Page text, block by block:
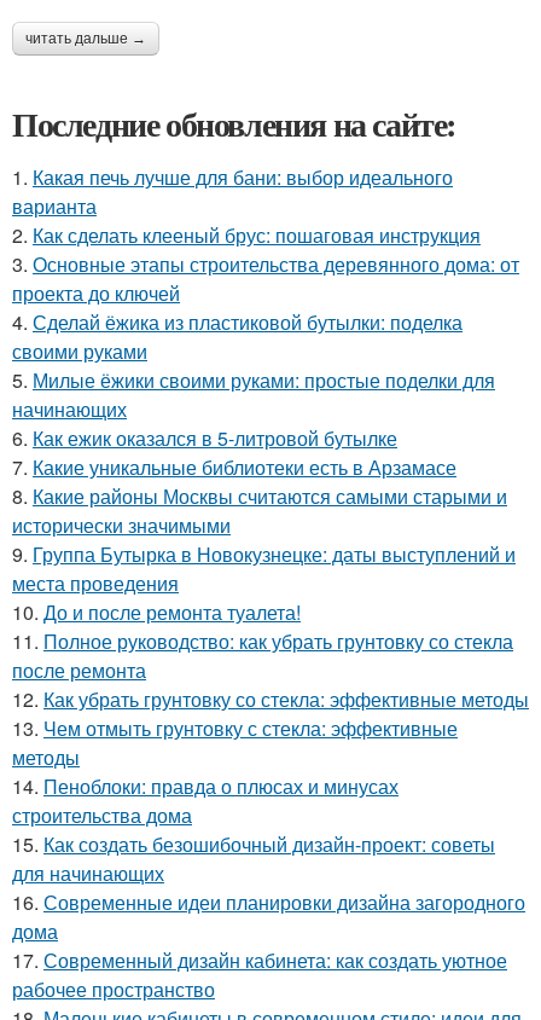
читать дальше →
Последние обновления на сайте:
1. Какая печь лучше для бани: выбор идеального
варианта
2. Как сделать клееный брус: пошаговая инструкция
3. Основные этапы строительства деревянного дома: от
проекта до ключей
4. Сделай ёжика из пластиковой бутылки: поделка
своими руками
5. Милые ёжики своими руками: простые поделки для
начинающих
6. Как ежик оказался в 5-литровой бутылке
7. Какие уникальные библиотеки есть в Арзамасе
8. Какие районы Москвы считаются самыми старыми и
исторически значимыми
9. Группа Бутырка в Новокузнецке: даты выступлений и
места проведения
10. До и после ремонта туалета!
11. Полное руководство: как убрать грунтовку со стекла
после ремонта
12. Как убрать грунтовку со стекла: эффективные методы
13. Чем отмыть грунтовку с стекла: эффективные
методы
14. Пеноблоки: правда о плюсах и минусах
строительства дома
15. Как создать безошибочный дизайн-проект: советы
для начинающих
16. Современные идеи планировки дизайна загородного
дома
17. Современный дизайн кабинета: как создать уютное
рабочее пространство